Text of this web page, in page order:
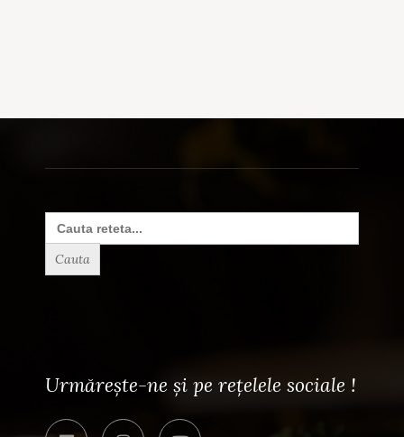
Search
for:
Urmărește-ne și pe rețelele sociale !